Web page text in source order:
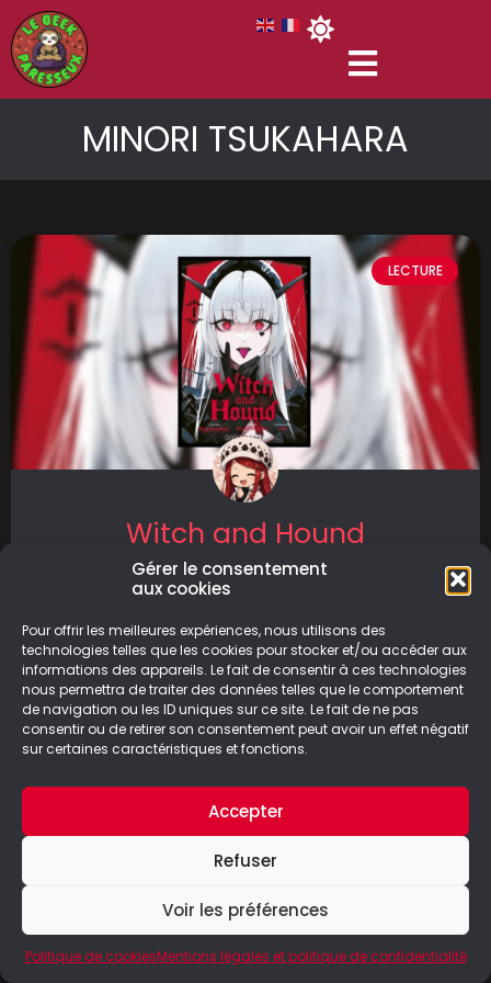
Gérer le consentement
aux cookies
Pour offrir les meilleures expériences, nous utilisons des
technologies telles que les cookies pour stocker et/ou accéder aux
informations des appareils. Le fait de consentir à ces technologies
nous permettra de traiter des données telles que le comportement
de navigation ou les ID uniques sur ce site. Le fait de ne pas
consentir ou de retirer son consentement peut avoir un effet négatif
sur certaines caractéristiques et fonctions.
Accepter
Refuser
Voir les préférences
Politique de cookiesMentions légales et politique de confidentialité
MINORI TSUKAHARA
LECTURE
Witch and Hound
Entrez dans l’univers sombre et sinistre de
terreur
LIRE LA SUITE
19/03/2025
© Le Geek Paresseux –Mentions légales & Politique de